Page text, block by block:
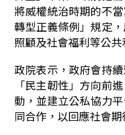
將威權統治時期的不
轉型正義條例」規定
照顧及社會福利等公共
政院表示，政府會持
「民主韌性」方向前
動，並建立公私協力
同合作，以回應社會期